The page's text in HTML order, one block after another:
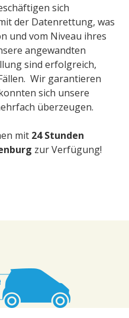
sich
der Datenrettung, was
und vom Niveau ihres
angewandten
sind erfolgreich,
Wir garantieren
sich unsere
überzeugen.
mit 24 Stunden
zur Verfügung!